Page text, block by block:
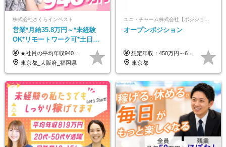
株式会社さくらインベスト
営業*月給35.8万円～*未経験
OK*リモートワーク可*土日祝
休み*年休123日以上*転職者全
員が収入UP
★社員の平均年収940万円（※2025年11月時点） ★転職者は全員収入アップを実現 ★入社半年で昇給した実績あり！ 【営業未経験】 月給35万8,000円～（固定残業代含む）＋インセンティブ ＋賞与年2回 【管理職候補】 月給40万円～100万円＋インセンティブ＋賞与年2回 ※固定残業代は、時間外労働の有無にかかわらず月25時間分（月5万8,000円～）を支給します。 ※上記を超える時間外労働分は、別途追加で支給します。 ＼月給額が高い理由について／ 当社が扱うのは、1件あたり100万円以上となる高単価な金融商品です。 そのため月給ベースも高く設定して社員に還元しています。 ＜試用期間中の給与＞※営業未経験の方 試用期間2カ月あり。 月給25万円＋営業手当5万円（資格取得後より日割り支給） ※残業代は別途全額支給します。 ※その他の待遇に差異はありません。 ★時短勤務も可能です ・7時間勤務：月給26万2,500円～＋インセンティブ＋賞与（年2回） ・6時間勤務：月給24万円～＋インセンティブ＋賞与（年2回） （時短勤務例）9:00-16:00、10:00-17:00など
東京都_大阪府_福岡県
オープンポジション
想定年収：450万円～650万円 ※経験・能力を考慮の上、規定により優遇いたします ※試用期間6ヵ月（その間の給与・待遇に変動はありません）
東京都